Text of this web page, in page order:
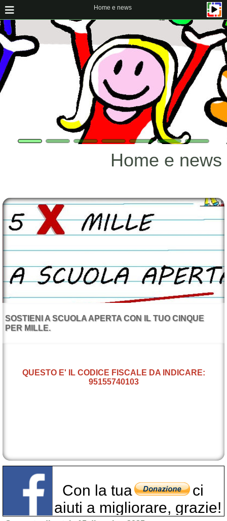
Home e news
Home e news
SOSTIENI A SCUOLA APERTA CON IL TUO CINQUE
PER MILLE.
QUESTO E' IL CODICE FISCALE DA INDICARE:
95155740103
Con la tua
ci
aiuti a migliorare, grazie!